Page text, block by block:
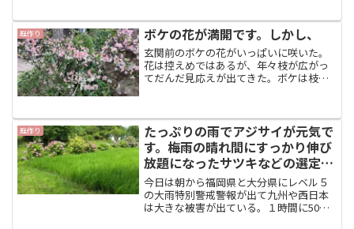
らすぐ２回目が来た。さらに大きな揺れ
で、これはヤバいと思って...
庭作り ボケの花が満開です。しかし、
玄関前のボケの花がいっぱいに咲いた。
花は控えめではあるが、年々枝が広がっ
てだんだ見応えが出てきた。ボケは枝の
ように剪定しているが、剪定も悩まし
い。場所がこんな狭っ苦しく...
庭作り
たっぷりの雨でアジサイが元気で
す。梅雨の晴れ間にすっかり伸び
放題になったサツキなどの選定を
しました。
今日は朝から福岡県と大分県にレベル５
の大雨特別警戒警報が出て九州や西日本
は大きな被害が出ている。１時間に50ミ